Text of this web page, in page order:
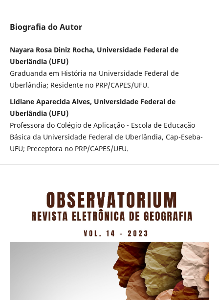
Biografia do Autor
Nayara Rosa Diniz Rocha, Universidade Federal de
Uberlândia (UFU)
Graduanda em História na Universidade Federal de
Uberlândia; Residente no PRP/CAPES/UFU.
Lidiane Aparecida Alves, Universidade Federal de
Uberlândia (UFU)
Professora do Colégio de Aplicação - Escola de Educação
Básica da Universidade Federal de Uberlândia, Cap-Eseba-
UFU; Preceptora no PRP/CAPES/UFU.